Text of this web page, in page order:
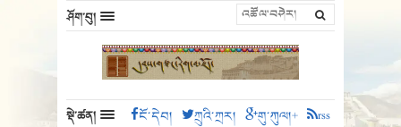
ཤོག་བུ།
སྡེ་ཚན། ངོ་དེབ། ཀྲུའི་ཀྲར། གུ་ཀུལ།+ rss